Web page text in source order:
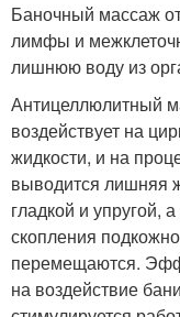
Баночный массаж
лимфы и
лишнюю воду из
Антицеллюлитный
воздействует на
жидкости, и на
выводится лишняя
гладкой и упругой,
скопления
перемещаются.
на воздействие